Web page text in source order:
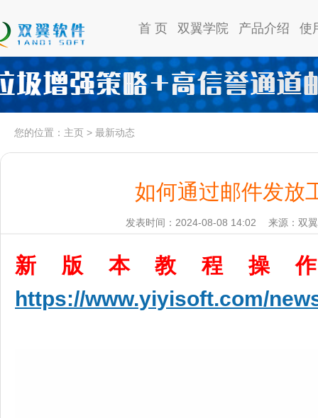
首 页 双翼学院 产品介绍 使
您的位置： 主页 > 最新动态
如何通过邮件发放
发表时间：2024-08-08 14:02 来源：双
新版本教程操
https://www.yiyisoft.com/